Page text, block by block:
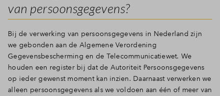
van persoonsgegevens?
Bij de verwerking van persoonsgegevens in Nederland zijn
we gebonden aan de Algemene Verordening
Gegevensbescherming en de Telecommunicatiewet. We
houden een register bij dat de Autoriteit Persoonsgegevens
op ieder gewenst moment kan inzien. Daarnaast verwerken we
alleen persoonsgegevens als we voldoen aan één of meer van